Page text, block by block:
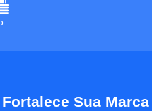
Sua Marca